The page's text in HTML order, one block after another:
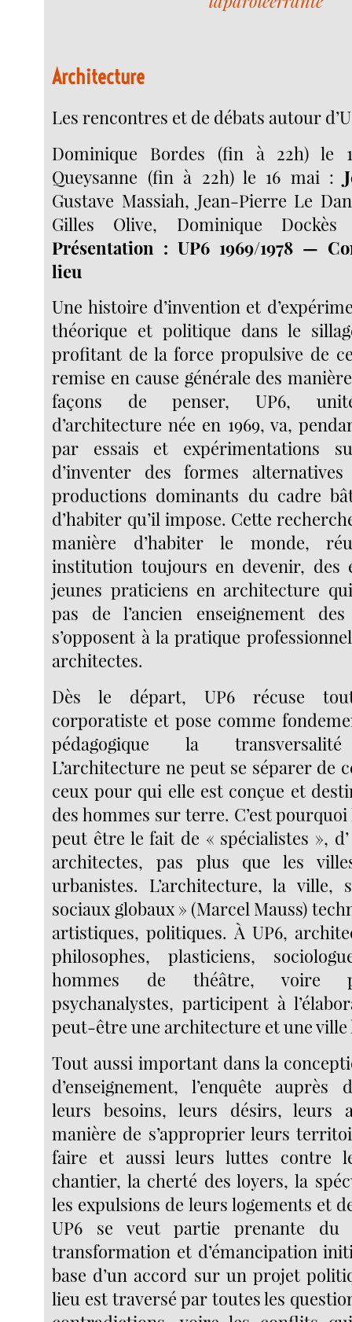
Architecture
Les rencontres et de débats autour
Dominique Bordes (fin à 22h) le
Queysanne (fin à 22h) le 16 mai :
Gustave Massiah, Jean-Pierre Le
Gilles Olive, Dominique
Présentation : UP6 1969/1978 —
lieu
Une histoire d’invention et
théorique et politique dans le
profitant de la force propulsive de
remise en cause générale des
façons de penser, UP6, unité
d’architecture née en 1969, va,
par essais et expérimentations
d’inventer des formes
productions dominants du cadre
d’habiter qu’il impose. Cette
manière d’habiter le monde,
institution toujours en devenir, des
jeunes praticiens en architecture
pas de l’ancien enseignement
s’opposent à la pratique
architectes.
Dès le départ, UP6 récuse
corporatiste et pose comme
pédagogique la
L’architecture ne peut se séparer de
ceux pour qui elle est conçue et
des hommes sur terre. C’est
peut être le fait de « spécialistes »,
architectes, pas plus que les
urbanistes. L’architecture, la ville,
sociaux globaux » (Marcel Mauss)
artistiques, politiques. À UP6,
philosophes, plasticiens,
hommes de théâtre, voire
psychanalystes, participent à
peut-être une architecture et une ville
Tout aussi important dans la
d’enseignement, l’enquête auprès
leurs besoins, leurs désirs, leurs
manière de s’approprier leurs
faire et aussi leurs luttes contre
chantier, la cherté des loyers, la
les expulsions de leurs logements et
UP6 se veut partie prenante du
transformation et d’émancipation
base d’un accord sur un projet
lieu est traversé par toutes les